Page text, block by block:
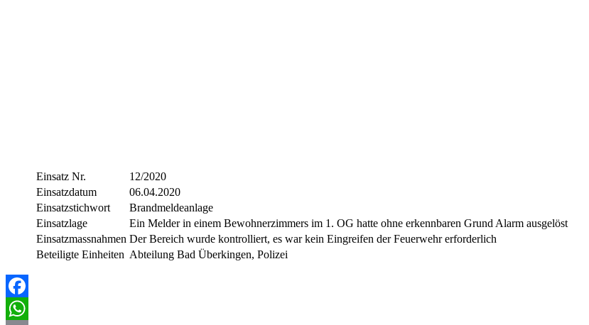
Einsatz Nr.
12/2020
Einsatzdatum
06.04.2020
Einsatzstichwort
Brandmeldeanlage
Einsatzlage
Ein Melder in einem Bewohnerzimmers im 1. OG hatte ohne erkennbaren Grund Alarm ausgelöst
Einsatzmassnahmen Der Bereich wurde kontrolliert, es war kein Eingreifen der Feuerwehr erforderlich
Beteiligte Einheiten Abteilung Bad Überkingen, Polizei
Facebook